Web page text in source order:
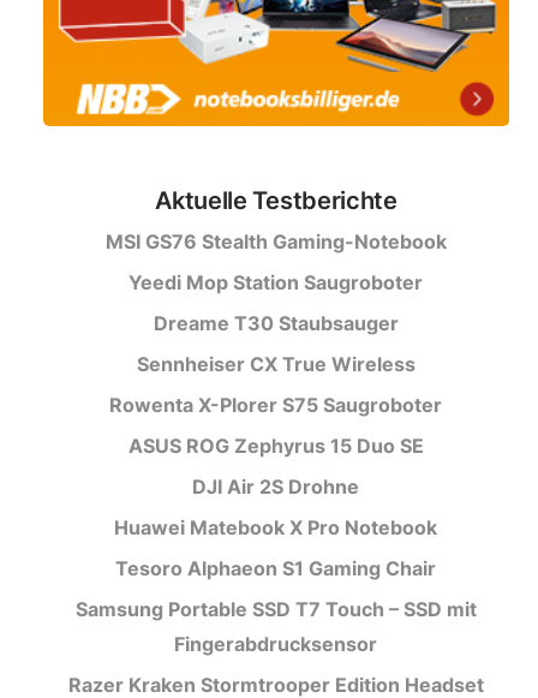
Aktuelle Testberichte
MSI GS76 Stealth Gaming-Notebook
Yeedi Mop Station Saugroboter
Dreame T30 Staubsauger
Sennheiser CX True Wireless
Rowenta X-Plorer S75 Saugroboter
ASUS ROG Zephyrus 15 Duo SE
DJI Air 2S Drohne
Huawei Matebook X Pro Notebook
Tesoro Alphaeon S1 Gaming Chair
Samsung Portable SSD T7 Touch – SSD mit
Fingerabdrucksensor
Razer Kraken Stormtrooper Edition Headset